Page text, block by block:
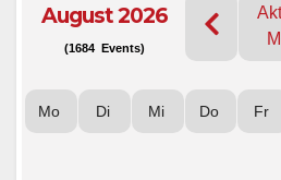
August 2026
(1684 Events)
Mo Di Mi Do Fr